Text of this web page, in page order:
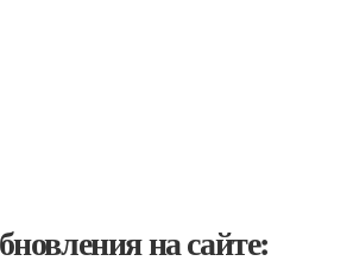
на сайте: